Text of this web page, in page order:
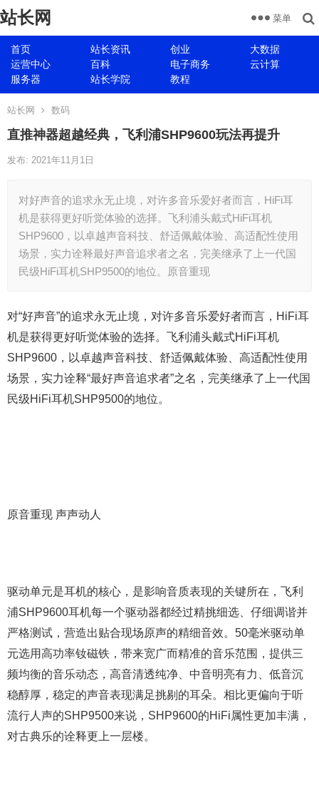
站长网
首页 站长资讯 创业
大数据
运营中心
百科 电子商务
云计算
服务器
站长学院 教程
菜单
站长网 数码
直推神器超越经典，飞利浦SHP9600玩法再提升
发布: 2021年11月1日
对好声音的追求永无止境，对许多音乐爱好者而言，HiFi耳
机是获得更好听觉体验的选择。飞利浦头戴式HiFi耳机
SHP9600，以卓越声音科技、舒适佩戴体验、高适配性使用
场景，实力诠释最好声音追求者之名，完美继承了上一代国
民级HiFi耳机SHP9500的地位。原音重现
对“好声音”的追求永无止境，对许多音乐爱好者而言，HiFi耳
机是获得更好听觉体验的选择。飞利浦头戴式HiFi耳机
SHP9600，以卓越声音科技、舒适佩戴体验、高适配性使用
场景，实力诠释“最好声音追求者”之名，完美继承了上一代国
民级HiFi耳机SHP9500的地位。
原音重现 声声动人
驱动单元是耳机的核心，是影响音质表现的关键所在，飞利
浦SHP9600耳机每一个驱动器都经过精挑细选、仔细调谐并
严格测试，营造出贴合现场原声的精细音效。50毫米驱动单
元选用高功率钕磁铁，带来宽广而精准的音乐范围，提供三
频均衡的音乐动态，高音清透纯净、中音明亮有力、低音沉
稳醇厚，稳定的声音表现满足挑剔的耳朵。相比更偏向于听
流行人声的SHP9500来说，SHP9600的HiFi属性更加丰满，
对古典乐的诠释更上一层楼。